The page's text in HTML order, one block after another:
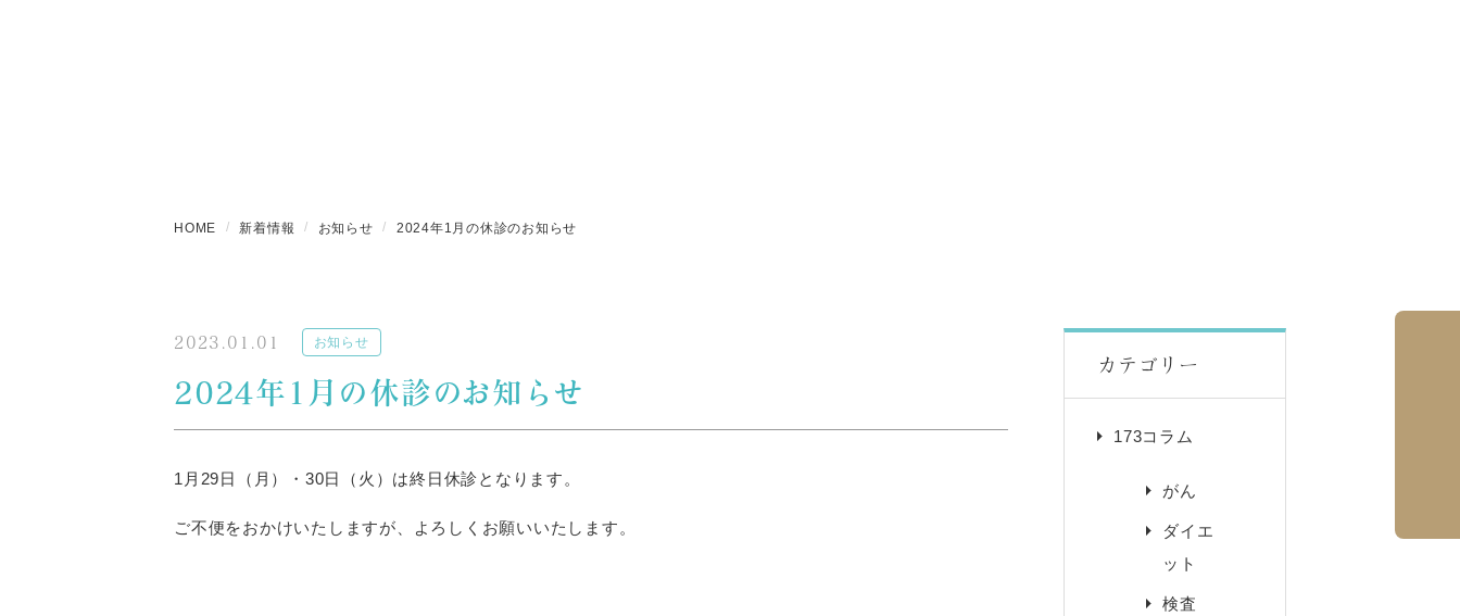
HOME 新着情報 お知らせ 2024年1月の休診のお知らせ
2023.01.01 お知らせ
2024年1月の休診のお知らせ
1月29日（月）・30日（火）は終日休診となります。
ご不便をおかけいたしますが、よろしくお願いいたします。
カテゴリー
173コラム
がん
ダイエ
ット
検査